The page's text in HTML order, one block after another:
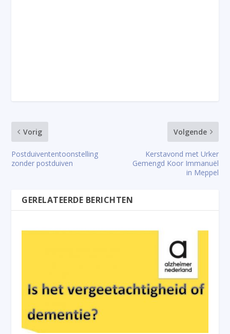
Vorig
Postduivententoonstelling
zonder postduiven
Volgende
Kerstavond met Urker
Gemengd Koor Immanuël
in Meppel
GERELATEERDE BERICHTEN